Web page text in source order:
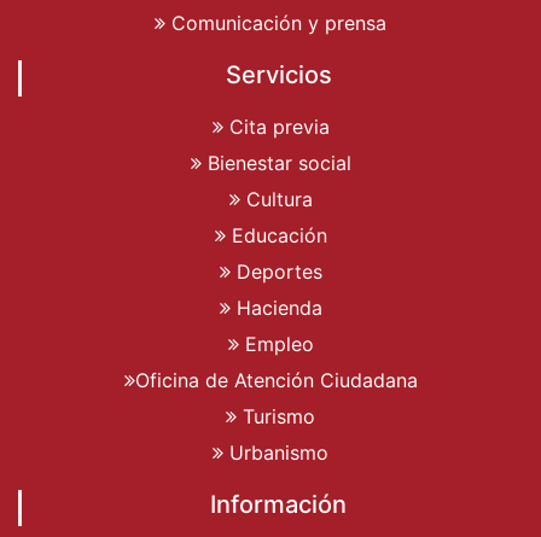
Comunicación y prensa
Servicios
Cita previa
Bienestar social
Cultura
Educación
Deportes
Hacienda
Empleo
Oficina de Atención Ciudadana
Turismo
Urbanismo
Información